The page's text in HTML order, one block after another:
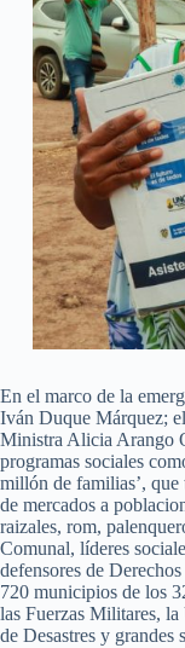
En el marco de la
Iván Duque Márquez;
Ministra Alicia Arango
programas sociales
millón de familias’,
de mercados a
raizales, rom,
Comunal, líderes
defensores de
720 municipios de los
las Fuerzas Militares,
de Desastres y grandes